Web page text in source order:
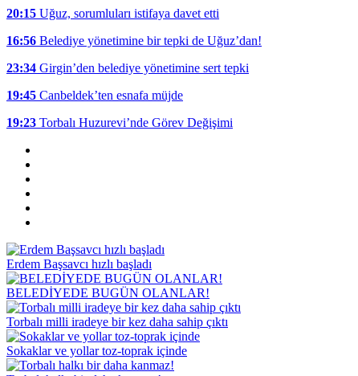
20:15 Uğuz, sorumluları istifaya davet etti
16:56 Belediye yönetimine bir tepki de Uğuz’dan!
23:34 Girgin’den belediye yönetimine sert tepki
19:45 Canbeldek’ten esnafa müjde
19:23 Torbalı Huzurevi’nde Görev Değişimi
Erdem Başsavcı hızlı başladı
BELEDİYEDE BUGÜN OLANLAR!
Torbalı milli iradeye bir kez daha sahip çıktı
Sokaklar ve yollar toz-toprak içinde